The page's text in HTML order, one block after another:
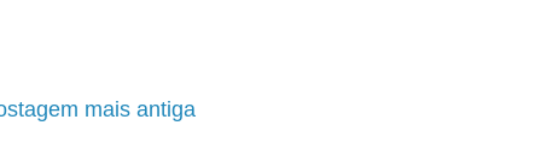
mais antiga